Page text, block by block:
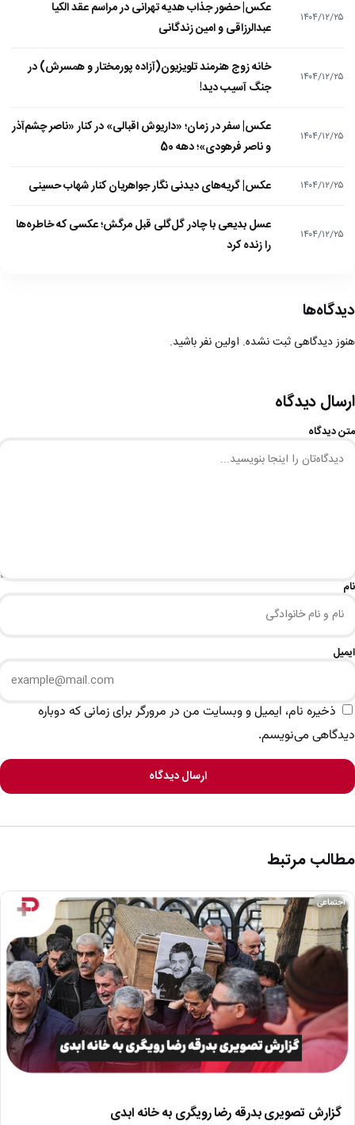
۱۴۰۴/۱۲/۲۵
عکس| حضور جذاب هدیه تهرانی در مراسم عقد الکیا
عبدالرزاقی و امین زندگانی
۱۴۰۴/۱۲/۲۵
خانه زوج هنرمند تلویزیون(آزاده پورمختار و همسرش) در
جنگ آسیب دید!
۱۴۰۴/۱۲/۲۵
عکس| سفر در زمان؛ «داریوش اقبالی» در کنار «ناصر چشم‌آذر
و ناصر فرهودی»؛ دهه 50
۱۴۰۴/۱۲/۲۵ عکس| گریه‌های دیدنی نگار جواهریان کنار شهاب حسینی
۱۴۰۴/۱۲/۲۵
عسل بدیعی با چادر گل‌گلی قبل مرگش؛ عکسی که خاطره‌ها
را زنده کرد
دیدگاه‌ها
هنوز دیدگاهی ثبت نشده. اولین نفر باشید.
ارسال دیدگاه
متن دیدگاه
نام
ایمیل
ذخیره نام، ایمیل و وبسایت من در مرورگر برای زمانی که دوباره
دیدگاهی می‌نویسم.
ارسال دیدگاه
مطالب مرتبط
اجتماعی
گزارش تصویری بدرقه رضا رویگری به خانه ابدی